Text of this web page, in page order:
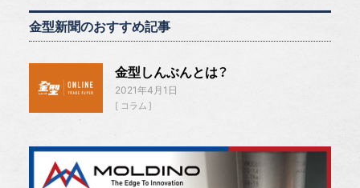
金型新聞のおすすめ記事
金型しんぶんとは？
2021年4月1日
コラム